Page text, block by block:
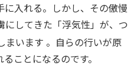
入れる。しかし、その傲慢
にしてきた「浮気性」が、つ
まいます 。自らの行いが原
ことになるのです。